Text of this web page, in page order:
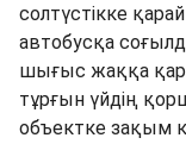
солтүстікке
автобусқа
шығыс жаққа
тұрғын үйдің
объектке зақым